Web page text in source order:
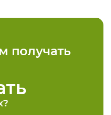
получать